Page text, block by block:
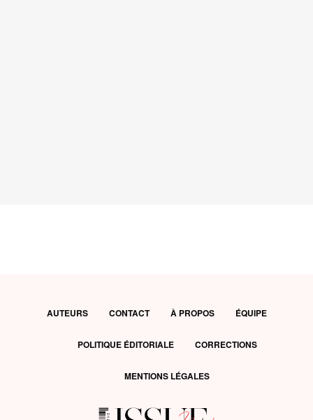
AUTEURS CONTACT À PROPOS ÉQUIPE
POLITIQUE ÉDITORIALE CORRECTIONS
MENTIONS LÉGALES